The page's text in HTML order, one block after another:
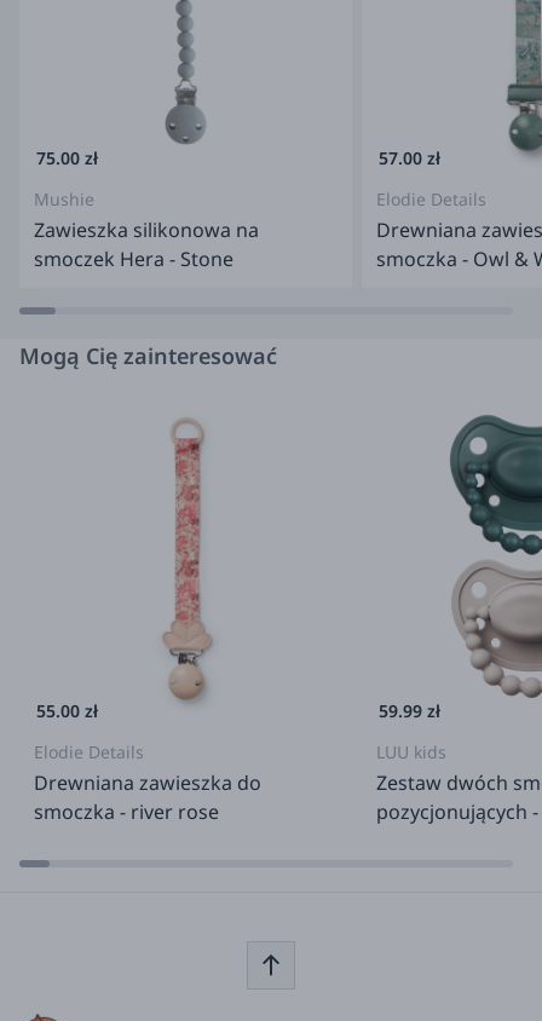
Poligono Las Atalayas 03114 ALICANTE HISZPANIA
suavinex@suavinex.com
Group Sp. z o.o. ul. Sobieskiego 1/2, 31-136 Kraków
info@suavinex.com.pl
75.00 zł
Mushie
Zawieszka silikonowa na
smoczek Hera - Stone
57.00 zł
Elodie Details
Drewniana
smoczka - Owl &
Mogą Cię zainteresować
55.00 zł
Elodie Details
Drewniana zawieszka do
smoczka - river rose
59.99 zł
LUU kids
Zestaw dwóch
pozycjonujących